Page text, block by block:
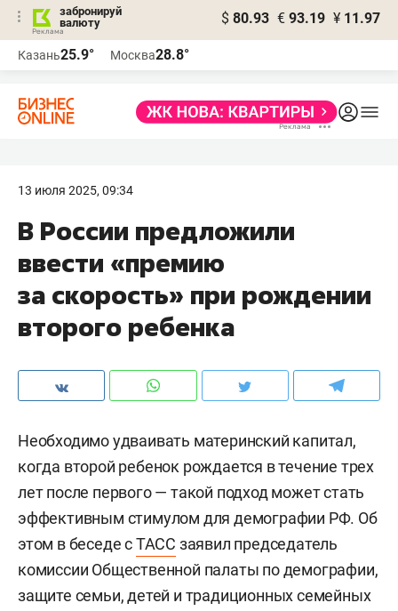
забронируй
валюту
$ 80.93 € 93.19 ¥ 11.97
Казань25.9° Москва28.8°
13 июля 2025, 09:34
В России предложили
ввести «премию
за скорость» при рождении
второго ребенка
Необходимо удваивать материнский капитал,
когда второй ребенок рождается в течение трех
лет после первого — такой подход может стать
эффективным стимулом для демографии РФ. Об
этом в беседе сТАСС заявил председатель
комиссии Общественной палаты по демографии,
защите семьи, детей и традиционных семейных